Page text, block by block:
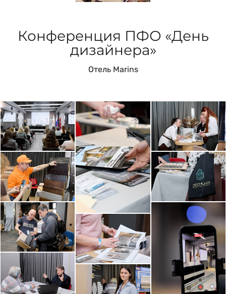
Конференция ПФО «День
дизайнера»
Отель Marins